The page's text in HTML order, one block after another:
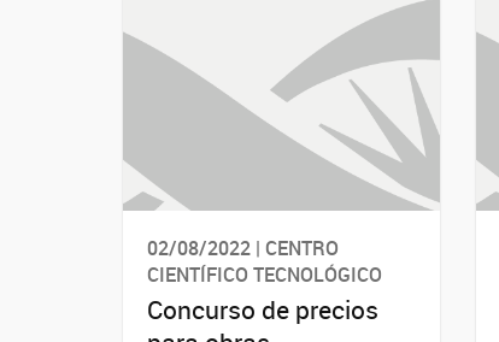
02/08/2022 | CENTRO
CIENTÍFICO TECNOLÓGICO
Concurso de precios